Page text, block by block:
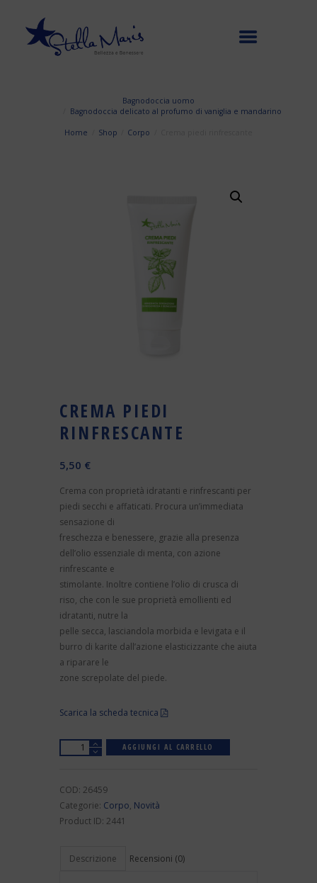
Bagnodoccia uomo
Bagnodoccia delicato al profumo di vaniglia e mandarino
Home Shop Corpo
CREMA PIEDI
RINFRESCANTE
5,50 €
Crema con proprietà idratanti e rinfrescanti per
piedi secchi e affaticati. Procura un’immediata
sensazione di
freschezza e benessere, grazie alla presenza
dell’olio essenziale di menta, con azione
rinfrescante e
stimolante. Inoltre contiene l’olio di crusca di
riso, che con le sue proprietà emollienti ed
idratanti, nutre la
pelle secca, lasciandola morbida e levigata e il
burro di karite dall’azione elasticizzante che aiuta
a riparare le
zone screpolate del piede.
Scarica la scheda tecnica
Quantità AGGIUNGI AL CARRELLO
COD: 26459
Categorie: Corpo, Novità
Product ID: 2441
Descrizione Recensioni (0)